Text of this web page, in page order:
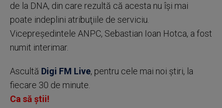
de la DNA, din care rezultă că acesta nu îşi mai
poate indeplini atribuţiile de serviciu.
Vicepreşedintele ANPC, Sebastian Ioan Hotca, a fost
numit interimar.
Ascultă Digi FM Live, pentru cele mai noi știri, la
fiecare 30 de minute.
Ca să știi!